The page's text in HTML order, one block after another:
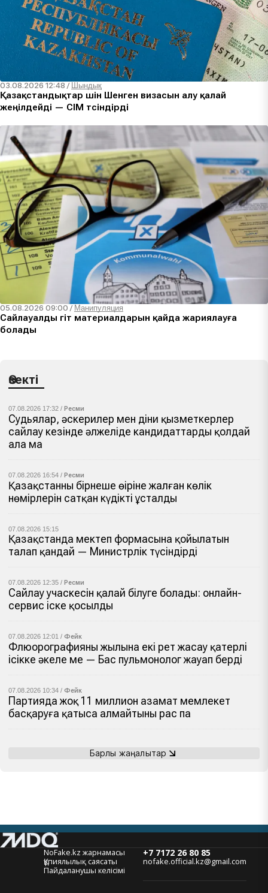
03.08.2026 12:48 / Шындық
Қазақстандықтар үшін Шенген визасын алу қалай
жеңілдейді — СІМ түсіндірді
05.08.2026 09:00 / Манипуляция
Сайлауалды үгіт материалдарын қайда жариялауға
болады
Өзекті
07.08.2026 17:32 / Ресми
Судьялар, әскерилер мен діни қызметкерлер
сайлау кезінде әлжеліде кандидаттарды қолдай
ала ма
07.08.2026 16:54 / Ресми
Қазақстанның бірнеше өңіріне жалған көлік
нөмірлерін сатқан күдікті ұсталды
07.08.2026 15:15
Қазақстанда мектеп формасына қойылатын
талап қандай — Министрлік түсіндірді
07.08.2026 12:35 / Ресми
Сайлау учаскесін қалай білуге болады: онлайн-
сервис іске қосылды
07.08.2026 12:01 / Фейк
Флюорографияны жылына екі рет жасау қатерлі
ісікке әкеле ме — Бас пульмонолог жауап берді
07.08.2026 10:34 / Фейк
Партияда жоқ 11 миллион азамат мемлекет
басқаруға қатыса алмайтыны рас па
Барлық жаңалықтар
+7 7172 26 80 85
nofake.official.kz@gmail.com
NoFake.kz жарнамасы
Құпиялылық саясаты
Пайдаланушы келісімі